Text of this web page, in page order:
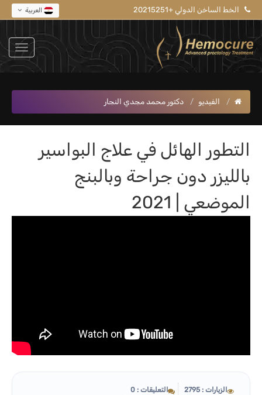
الخط الساخن الدولي +20215251
الفيديو دكتور محمد مجدي النجار
التطور الهائل في علاج البواسير
بالليزر دون جراحة وبالبنج
الموضعي | 2021
الزيارات : 2795 التعليقات : 0